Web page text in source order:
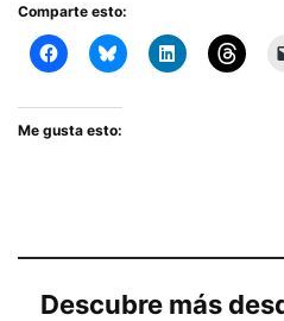
Comparte esto:
Me gusta esto:
Descubre más